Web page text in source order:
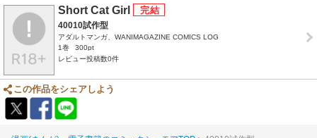
Short Cat Girl
40010試作型
アダルトマンガ、WANIMAGAZINE COMICS LOG
1巻
300pt
レビュー投稿数0件
この作品をシェアしよう